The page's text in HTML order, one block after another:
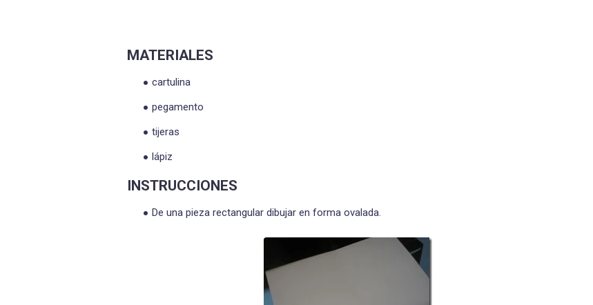
MATERIALES
cartulina
pegamento
tijeras
lápiz
INSTRUCCIONES
De una pieza rectangular dibujar en forma ovalada.